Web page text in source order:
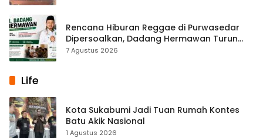
Rencana Hiburan Reggae di Purwasedar
Dipersoalkan, Dadang Hermawan Turun
Memfasilitasi Musyawarah
7 Agustus 2026
Life
Kota Sukabumi Jadi Tuan Rumah Kontes
Batu Akik Nasional
1 Agustus 2026